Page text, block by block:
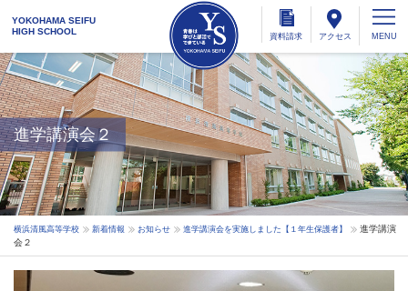
YOKOHAMA SEIFU
HIGH SCHOOL
資料請求 アクセス
進学講演会２
横浜清風高等学校 新着情報 お知らせ 進学講演会を実施しました【１年生保護者】
進学講演
会２